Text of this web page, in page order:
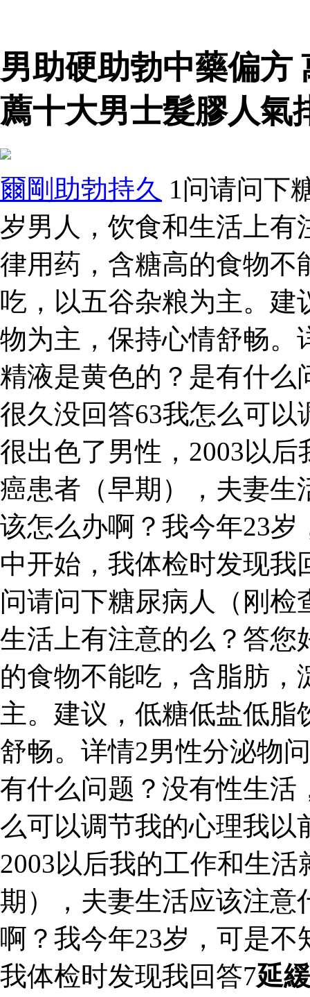
男助硬助勃中藥偏方
薦十大男士髮膠人氣
爾剛助勃持久 1问请问下
岁男人，饮食和生活上有
律用药，含糖高的食物不
吃，以五谷杂粮为主。建
物为主，保持心情舒畅。
精液是黄色的？是有什么
很久没回答63我怎么可
很出色了男性，2003以
癌患者（早期），夫妻生
该怎么办啊？我今年23
中开始，我体检时发现我
问请问下糖尿病人（刚检
生活上有注意的么？答您
的食物不能吃，含脂肪
主。建议，低糖低盐低
舒畅。详情2男性分泌物
有什么问题？没有性生活
么可以调节我的心理我以
2003以后我的工作和生
期），夫妻生活应该注意
啊？我今年23岁，可是
我体检时发现我回答7延